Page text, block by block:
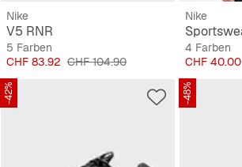
Nike
V5 RNR
5 Farben
Preis
CHF 83.92 Originalpreis
CHF 104.90
Nike
4 Farben
Preis
CHF 40.00
-42% -48%